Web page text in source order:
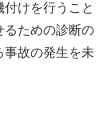
けを行うこと
るための診断の
事故の発生を未